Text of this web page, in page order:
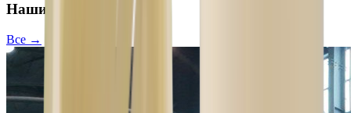
Наши проекты
Все →